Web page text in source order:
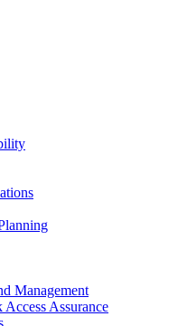
Management
Assurance